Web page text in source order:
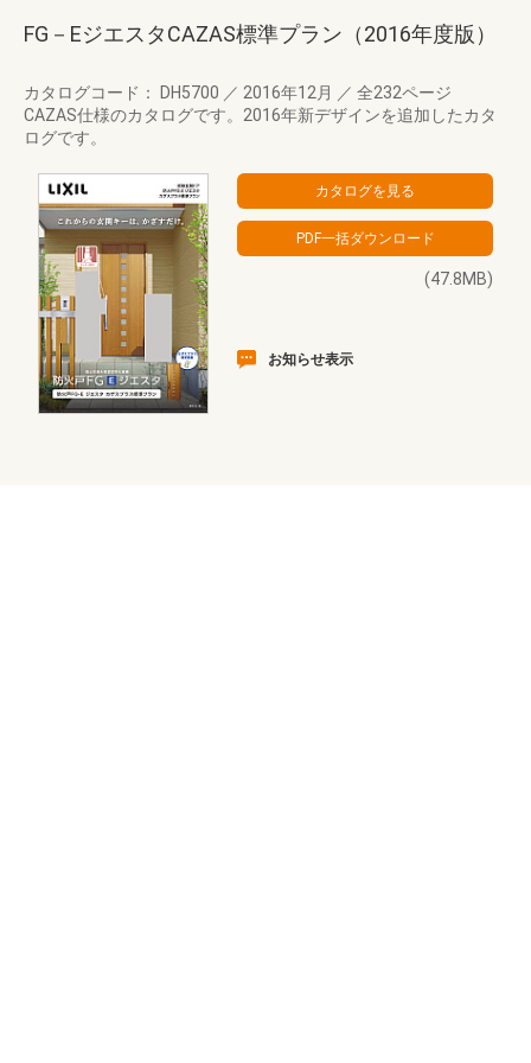
FG－EジエスタCAZAS標準プラン（2016年度版）
カタログコード： DH5700 ／ 2016年12月 ／ 全232ページ
CAZAS仕様のカタログです。2016年新デザインを追加したカタ
ログです。
(47.8MB)
お知らせ表示